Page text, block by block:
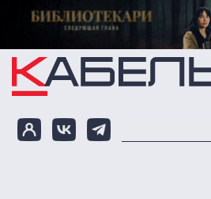
Перейти к основному содержанию